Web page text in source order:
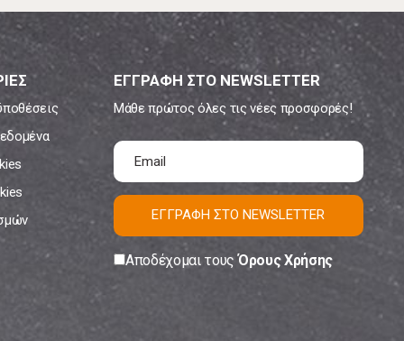
ΕΓΓΡΑΦΗ ΣΤΟ NEWSLETTER
Μάθε πρώτος όλες τις νέες προσφορές!
ΕΓΓΡΑΦΗ ΣΤΟ NEWSLETTER
Αποδέχομαι τουςΌρους Χρήσης